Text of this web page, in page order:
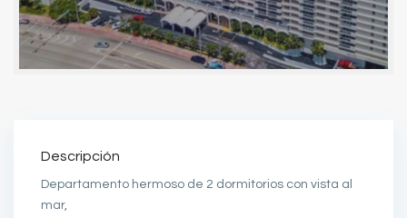
Descripción
Departamento hermoso de 2 dormitorios con vista al
mar,